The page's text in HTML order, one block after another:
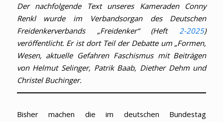
Der nachfolgende Text unseres Kameraden Conny
Renkl wurde im Verbandsorgan des Deutschen
Freidenkerverbands „Freidenker“ (Heft 2-2025)
veröffentlicht. Er ist dort Teil der Debatte um „Formen,
Wesen, aktuelle Gefahren Faschismus mit Beiträgen
von Helmut Selinger, Patrik Baab, Diether Dehm und
Christel Buchinger.
Bisher machen die im deutschen Bundestag